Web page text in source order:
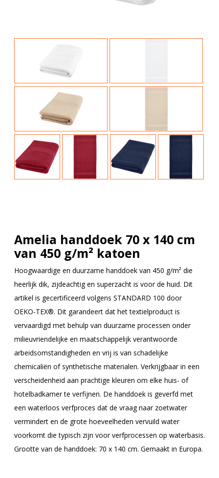
Amelia handdoek 70 x 140 cm
van 450 g/m² katoen
Hoogwaardige en duurzame handdoek van 450 g/m² die
heerlijk dik, zijdeachtig en superzacht is voor de huid. Dit
artikel is gecertificeerd volgens STANDARD 100 door
OEKO-TEX®. Dit garandeert dat het textielproduct is
vervaardigd met behulp van duurzame processen onder
milieuvriendelijke en maatschappelijk verantwoorde
arbeidsomstandigheden en vrij is van schadelijke
chemicaliën of synthetische materialen. Verkrijgbaar in een
verscheidenheid aan prachtige kleuren om elke huis- of
hotelbadkamer te verfijnen. De handdoek is geverfd met
een waterloos verfproces dat de vraag naar zoetwater
vermindert en de grote hoeveelheden vervuild water
voorkomt die typisch zijn voor verfprocessen op waterbasis.
Grootte van de handdoek: 70 x 140 cm. Gemaakt in Europa.